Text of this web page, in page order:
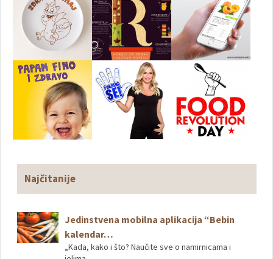
Najčitanije
Jedinstvena mobilna aplikacija “Bebin
kalendar…
„Kada, kako i što? Naučite sve o namirnicama i